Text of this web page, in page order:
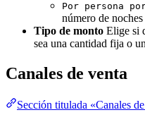
Por persona
número de
Tipo de monto Elige si
sea una cantidad fija o
Canales de venta
Sección titulada «Canales